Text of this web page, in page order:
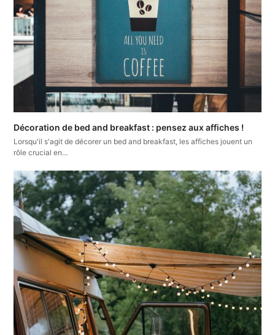
Décoration de bed and breakfast : pensez aux affiches !
Lorsqu'il s'agit de décorer un bed and breakfast, les affiches jouent un
rôle crucial en…